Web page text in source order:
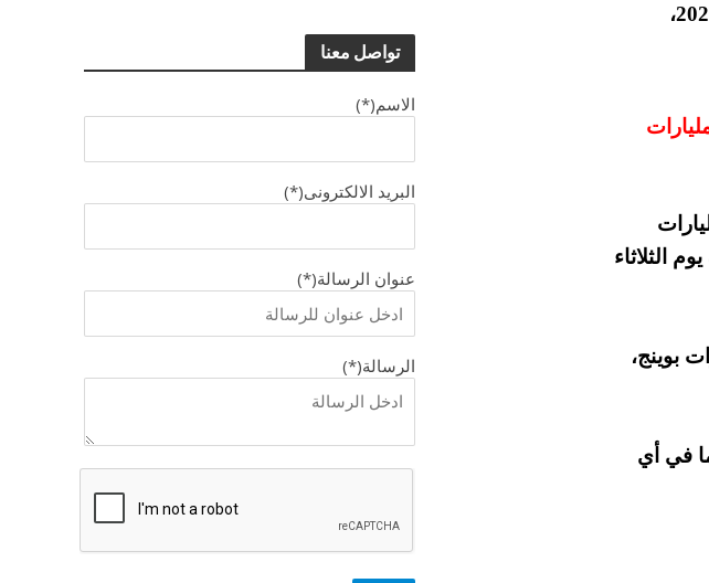
تواصل معنا
الاسم(*)
البريد الالكترونى(*)
عنوان الرسالة(*)
الرسالة(*)
غير المرجح أن تعود مستويات الناتج المحلي الإجمالي في معظم البلدان قبل عام 2022،
العالمية يمكن للاتحاد الأوروبي فرض رسوم جمركية بقيمة 4 مليارات
على حق فرض رسوم جمركية تقدر بنحو 4 مليارات
الثلاثاء
بوينج،
في أي